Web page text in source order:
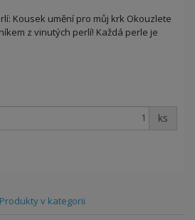
Kousek umění pro můj krk Okouzlete
z vinutých perlí! Každá perle je
ks
Produkty v kategorii